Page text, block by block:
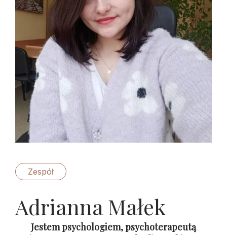
Zespół
Adrianna Małek
Jestem psychologiem, psychoterapeutą